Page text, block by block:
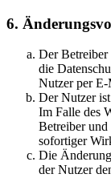
6.
Der Betreiber
die
Nutzer per
Der Nutzer
Im Falle des
Betreiber und
sofortiger
Die
der Nutzer